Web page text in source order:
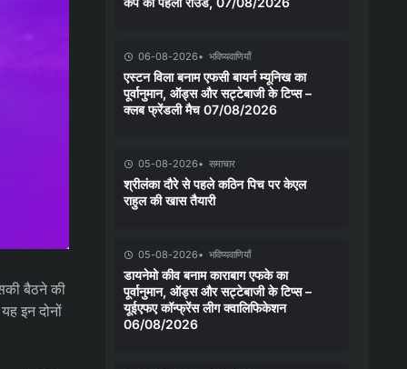
बैठने की
इन दोनों
06-08-2026 भविष्यवाणियाँ
एस्टन विला बनाम एफसी बायर्न म्यूनिख का
पूर्वानुमान, ऑड्स और सट्टेबाजी के टिप्स –
क्लब फ्रेंडली मैच 07/08/2026
05-08-2026 समाचार
श्रीलंका दौरे से पहले कठिन पिच पर केएल
राहुल की खास तैयारी
05-08-2026 भविष्यवाणियाँ
डायनेमो कीव बनाम काराबाग एफके का
पूर्वानुमान, ऑड्स और सट्टेबाजी के टिप्स –
यूईएफए कॉन्फ्रेंस लीग क्वालिफिकेशन
06/08/2026